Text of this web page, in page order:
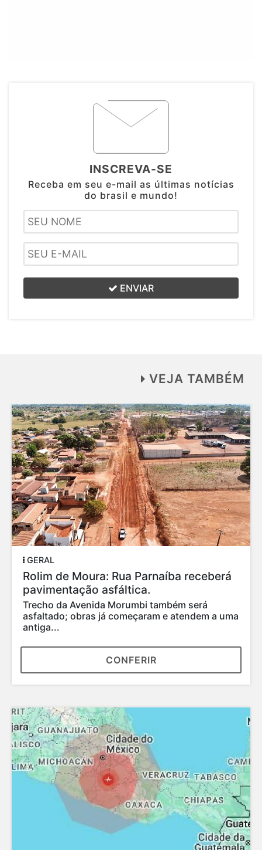
INSCREVA-SE
Receba em seu e-mail as últimas notícias
do brasil e mundo!
ENVIAR
VEJA TAMBÉM
GERAL
Rolim de Moura: Rua Parnaíba receberá
pavimentação asfáltica.
Trecho da Avenida Morumbi também será
asfaltado; obras já começaram e atendem a uma
antiga...
CONFERIR